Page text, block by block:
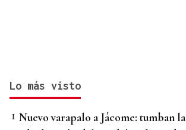
Lo más visto
Nuevo varapalo a Jácome: tumban la